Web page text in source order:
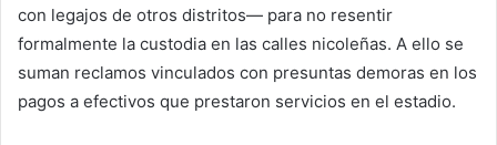
con legajos de otros distritos— para no resentir
formalmente la custodia en las calles nicoleñas. A ello se
suman reclamos vinculados con presuntas demoras en los
pagos a efectivos que prestaron servicios en el estadio.